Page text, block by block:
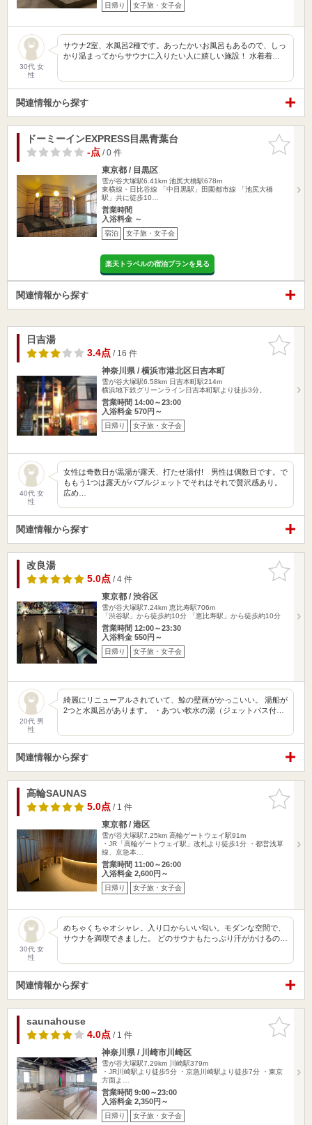
日帰り 女子旅・女子会
30代 女
性
サウナ2室、水風呂2種です。あったかいお風呂もあるので、しっ
かり温まってからサウナに入りたい人に嬉しい施設！ 水着着…
関連情報から探す
お気に入
りに追加
ドーミーインEXPRESS目黒青葉台
-点/ 0 件
東京都 / 目黒区
雪が谷大塚駅6.41km 池尻大橋駅678m
東横線・日比谷線 「中目黒駅」田園都市線 「池尻大橋
駅」共に徒歩10…
営業時間
入浴料金 ～
宿泊 女子旅・女子会
楽天トラベルの宿泊プランを見る
関連情報から探す
お気に入
りに追加
日吉湯
3.4点/ 16 件
神奈川県 / 横浜市港北区日吉本町
雪が谷大塚駅6.58km 日吉本町駅214m
横浜地下鉄グリーンライン日吉本町駅より徒歩3分。
営業時間 14:00～23:00
入浴料金 570円～
日帰り 女子旅・女子会
40代 女
性
女性は奇数日が黒湯が露天、打たせ湯付! 男性は偶数日です。で
ももう1つは露天がバブルジェットでそれはそれで贅沢感あり。
広め…
関連情報から探す
お気に入
りに追加
改良湯
5.0点/ 4 件
東京都 / 渋谷区
雪が谷大塚駅7.24km 恵比寿駅706m
「渋谷駅」から徒歩約10分 「恵比寿駅」から徒歩約10分
営業時間 12:00～23:30
入浴料金 550円～
日帰り 女子旅・女子会
20代 男
性
綺麗にリニューアルされていて、鯨の壁画がかっこいい。 湯船が
2つと水風呂があります。 ・あつい軟水の湯（ジェットバス付…
関連情報から探す
お気に入
りに追加
高輪SAUNAS
5.0点/ 1 件
東京都 / 港区
雪が谷大塚駅7.25km 高輪ゲートウェイ駅91m
・JR「高輪ゲートウェイ駅」改札より徒歩1分 ・都営浅草
線、京急本…
営業時間 11:00～26:00
入浴料金 2,600円～
日帰り 女子旅・女子会
30代 女
性
めちゃくちゃオシャレ。入り口からいい匂い。モダンな空間で、
サウナを満喫できました。 どのサウナもたっぷり汗がかけるの…
関連情報から探す
お気に入
りに追加
saunahouse
4.0点/ 1 件
神奈川県 / 川崎市川崎区
雪が谷大塚駅7.29km
川崎駅379m
・JR川崎駅より徒歩5分 ・京急川崎駅より徒歩7分 ・東京
方面よ…
営業時間 9:00～23:00
入浴料金 2,350円～
日帰り 女子旅・女子会